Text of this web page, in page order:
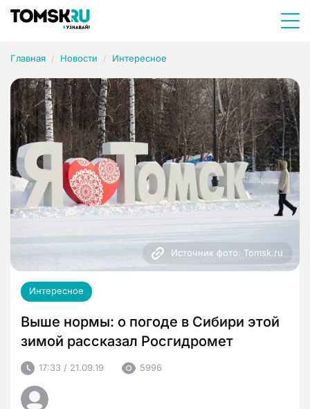
Главная Новости Интересное
Источник фото: Tomsk.ru
Интересное
Выше нормы: о погоде в Сибири этой
зимой рассказал Росгидромет
17:33 / 21.09.19 5996